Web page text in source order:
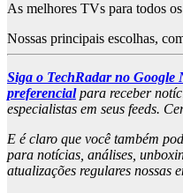
As melhores TVs para todos
Nossas principais escolhas,
Siga o TechRadar no Google
preferencialpara receber
especialistas em seus feeds.
E é claro que você também
para notícias, análises,
atualizações regulares nossas